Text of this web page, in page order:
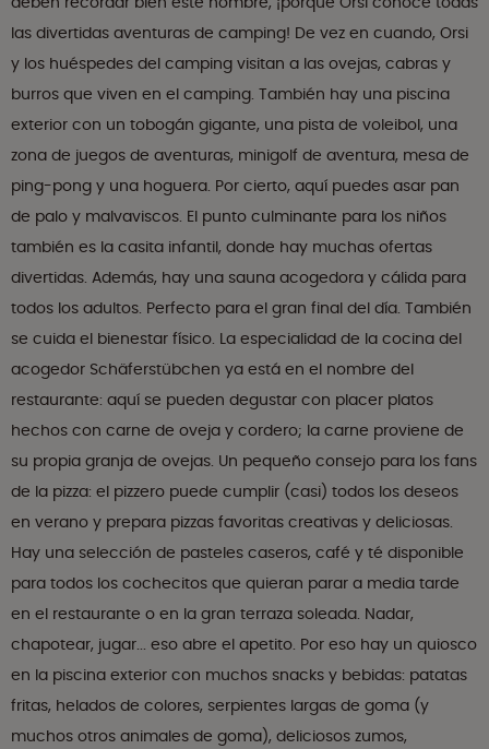
las divertidas aventuras de camping! De vez en cuando, Orsi
y los huéspedes del camping visitan a las ovejas, cabras y
burros que viven en el camping. También hay una piscina
exterior con un tobogán gigante, una pista de voleibol, una
zona de juegos de aventuras, minigolf de aventura, mesa de
ping-pong y una hoguera. Por cierto, aquí puedes asar pan
de palo y malvaviscos. El punto culminante para los niños
también es la casita infantil, donde hay muchas ofertas
divertidas. Además, hay una sauna acogedora y cálida para
todos los adultos. Perfecto para el gran final del día. También
se cuida el bienestar físico. La especialidad de la cocina del
acogedor Schäferstübchen ya está en el nombre del
restaurante: aquí se pueden degustar con placer platos
hechos con carne de oveja y cordero; la carne proviene de
su propia granja de ovejas. Un pequeño consejo para los fans
de la pizza: el pizzero puede cumplir (casi) todos los deseos
en verano y prepara pizzas favoritas creativas y deliciosas.
Hay una selección de pasteles caseros, café y té disponible
para todos los cochecitos que quieran parar a media tarde
en el restaurante o en la gran terraza soleada. Nadar,
chapotear, jugar... eso abre el apetito. Por eso hay un quiosco
en la piscina exterior con muchos snacks y bebidas: patatas
fritas, helados de colores, serpientes largas de goma (y
muchos otros animales de goma), deliciosos zumos,